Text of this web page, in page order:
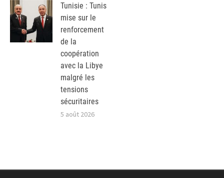
Tunisie : Tunis
mise sur le
renforcement
de la
coopération
avec la Libye
malgré les
tensions
sécuritaires
5 août 2026